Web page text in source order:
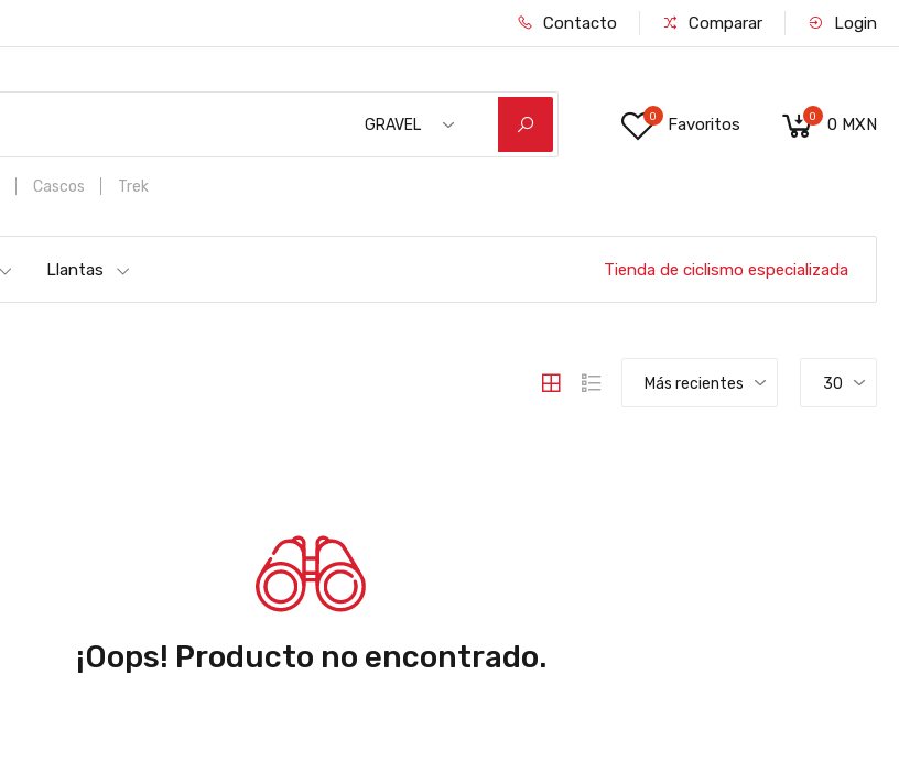
Contacto Comparar Login
GRAVEL
Cascos
Trek
0 Favoritos 0 0 MXN
Llantas Tienda de ciclismo especializada
Más recientes 30
¡Oops! Producto no encontrado.